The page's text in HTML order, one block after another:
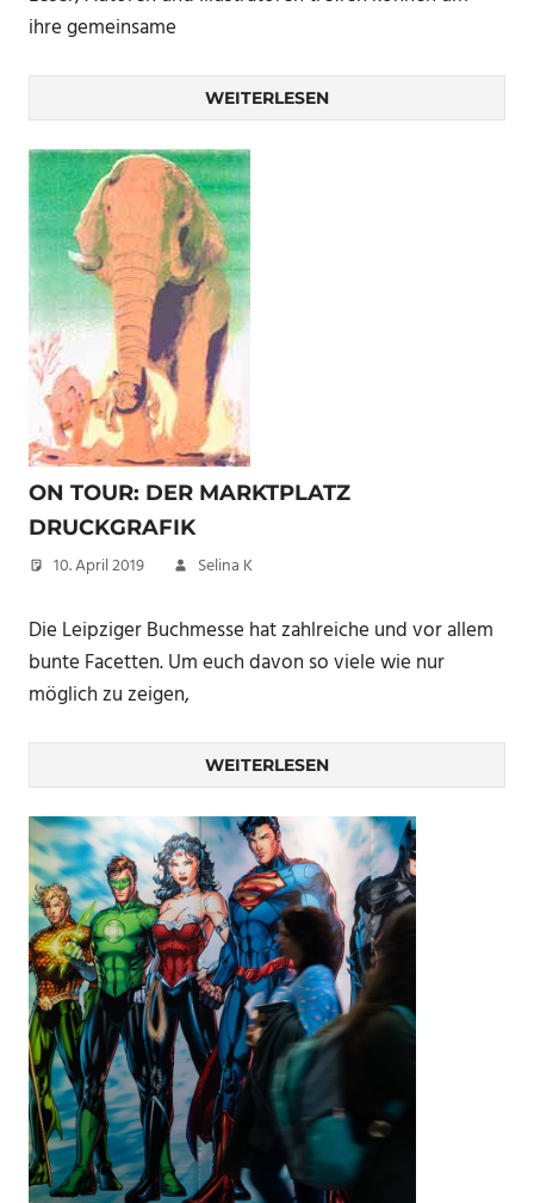
ihre gemeinsame
WEITERLESEN
ON TOUR: DER MARKTPLATZ
DRUCKGRAFIK
10. April 2019 Selina K
Die Leipziger Buchmesse hat zahlreiche und vor allem
bunte Facetten. Um euch davon so viele wie nur
möglich zu zeigen,
WEITERLESEN